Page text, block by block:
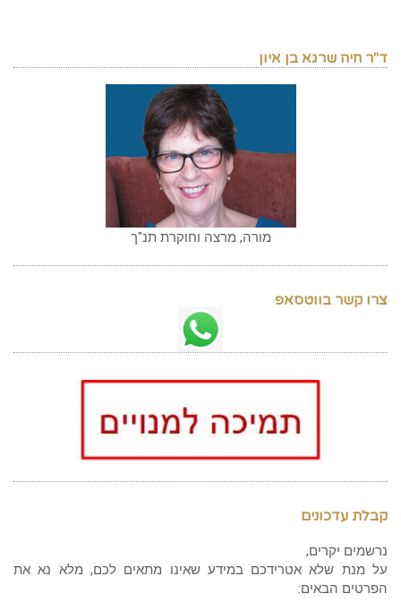
ד"ר חיה שרגא בן איון
מורה, מרצה וחוקרת תנ"ך
צרו קשר בווטסאפ
קבלת עדכונים
נרשמים יקרים,
על מנת שלא אטרידכם במידע שאינו מתאים לכם, מלא נא את
הפרטים הבאים: